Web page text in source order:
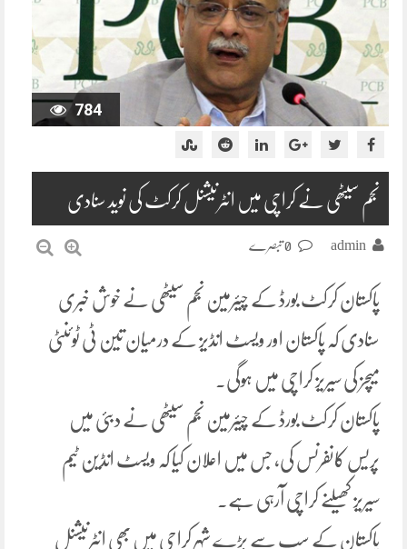
784
نجم سیٹھی نے کراچی میں انٹرنیشنل کرکٹ کی نوید سنادی
admin
پاکستان کرکٹ بورڈ کے چیئرمین نجم سیٹھی نے خوش خبری
سنادی کہ پاکستان اور ویسٹ انڈیز کے درمیان تین ٹی ٹوئنٹی
میچز کی سیریز کراچی میں ہوگی۔
پاکستان کرکٹ بورڈ کے چیئرمین نجم سیٹھی نے دبئی میں
پریس کانفرنس کی، جس میں اعلان کیا کہ ویسٹ انڈین ٹیم
سیریز کھیلنے کراچی آرہی ہے۔
پاکستان کے سب سے بڑے شہر کراچی میں بھی انٹرنیشنل